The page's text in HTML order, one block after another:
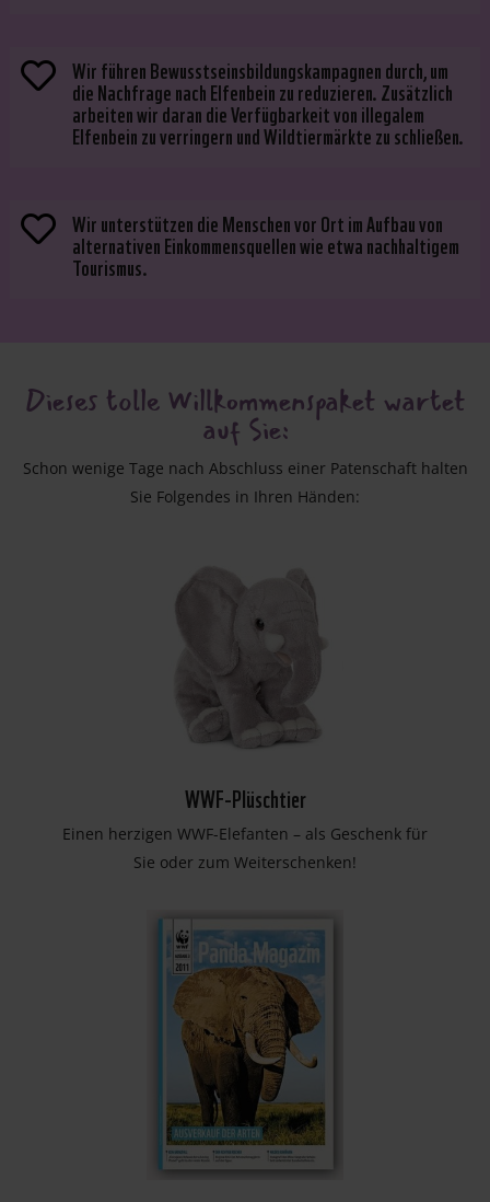
 Wir führen Bewusstseinsbildungskampagnen durch, um
die Nachfrage nach Elfenbein zu reduzieren. Zusätzlich
arbeiten wir daran die Verfügbarkeit von illegalem
Elfenbein zu verringern und Wildtiermärkte zu schließen.
 Wir unterstützen die Menschen vor Ort im Aufbau von
alternativen Einkommensquellen wie etwa nachhaltigem
Tourismus.
Dieses tolle Willkommenspaket wartet
auf Sie:
Schon wenige Tage nach Abschluss einer Patenschaft halten
Sie Folgendes in Ihren Händen:
WWF-Plüschtier
Einen herzigen WWF-Elefanten – als Geschenk für
Sie oder zum Weiterschenken!